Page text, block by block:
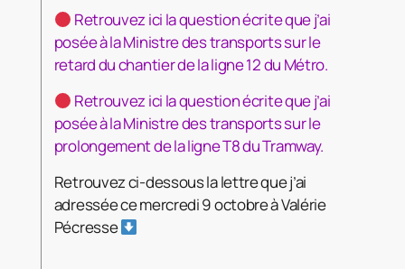
Retrouvez ici la question écrite que j’ai
posée à la Ministre des transports sur le
retard du chantier de la ligne 12 du Métro.
Retrouvez ici la question écrite que j’ai
posée à la Ministre des transports sur le
prolongement de la ligne T8 du Tramway.
Retrouvez ci-dessous la lettre que j’ai
adressée ce mercredi 9 octobre à Valérie
Pécresse